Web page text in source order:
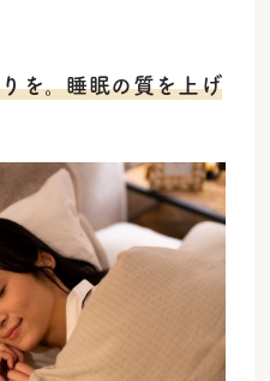
を。睡眠の質を上げ